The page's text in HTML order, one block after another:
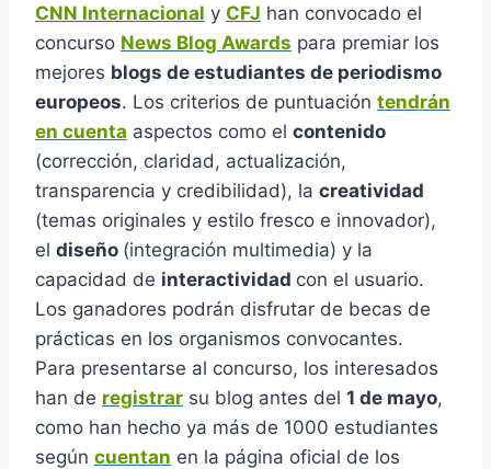
CNN Internacional y CFJ han convocado el
concurso News Blog Awards para premiar los
mejores blogs de estudiantes de periodismo
europeos. Los criterios de puntuación tendrán
en cuenta aspectos como el contenido
(corrección, claridad, actualización,
transparencia y credibilidad), la creatividad
(temas originales y estilo fresco e innovador),
el diseño (integración multimedia) y la
capacidad de interactividad con el usuario.
Los ganadores podrán disfrutar de becas de
prácticas en los organismos convocantes.
Para presentarse al concurso, los interesados
han de registrar su blog antes del 1 de mayo,
como han hecho ya más de 1000 estudiantes
según cuentan en la página oficial de los